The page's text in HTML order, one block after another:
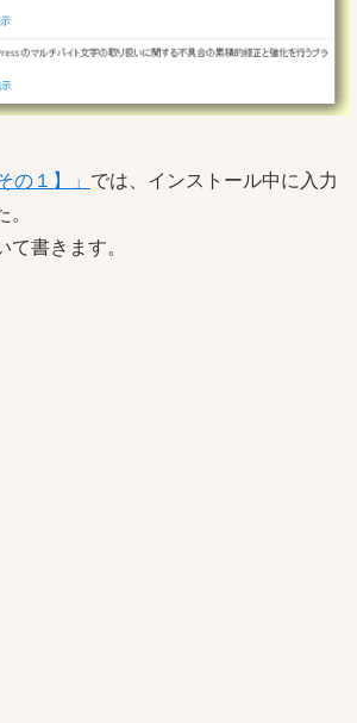
の１】」 では、インストール中に入力
書きます。